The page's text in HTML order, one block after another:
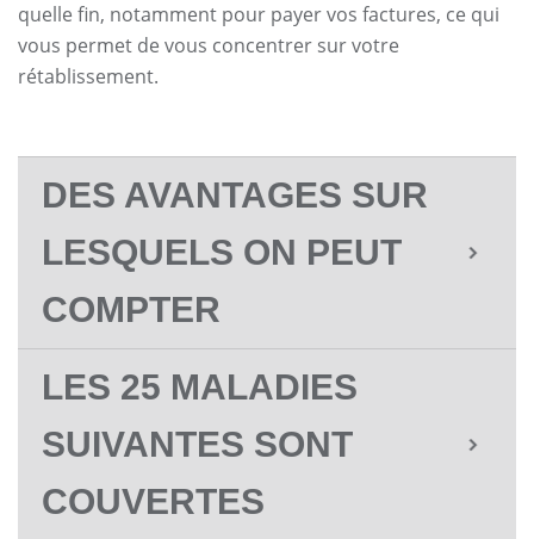
quelle fin, notamment pour payer vos factures, ce qui
vous permet de vous concentrer sur votre
rétablissement.
DES AVANTAGES SUR
LESQUELS ON PEUT
COMPTER
LES 25 MALADIES
SUIVANTES SONT
COUVERTES